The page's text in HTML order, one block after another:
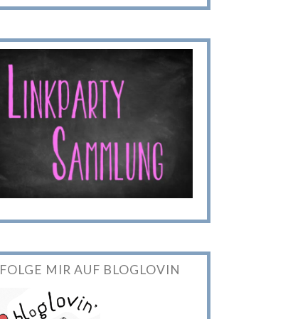
FOLGE MIR AUF BLOGLOVIN